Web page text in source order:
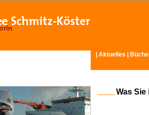
Aktuelles
Was